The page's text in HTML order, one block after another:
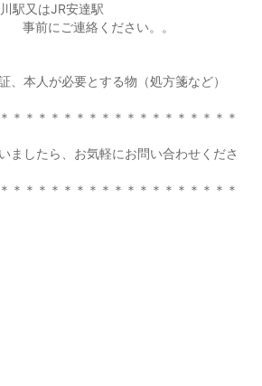
又はJR安達駅
にご連絡ください。。
本人が必要とする物（処方箋など）
＊＊＊＊＊＊＊＊＊＊＊＊＊＊＊＊＊＊
ましたら、お気軽にお問い合わせくださ
＊＊＊＊＊＊＊＊＊＊＊＊＊＊＊＊＊＊
site/kankou/538.html